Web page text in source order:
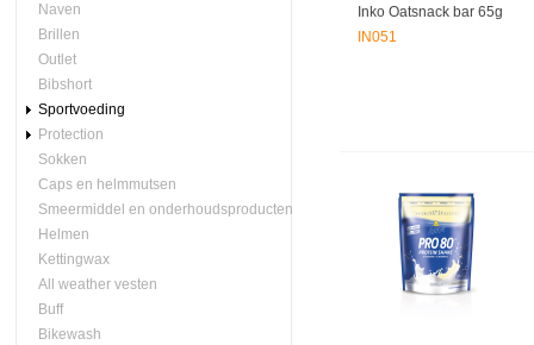
Naven
Brillen
Outlet
Bibshort
Sportvoeding
Protection
Sokken
Caps en helmmutsen
Smeermiddel en onderhoudsproducten
Helmen
Kettingwax
All weather vesten
Buff
Bikewash
Inko Oatsnack bar 65g
IN051